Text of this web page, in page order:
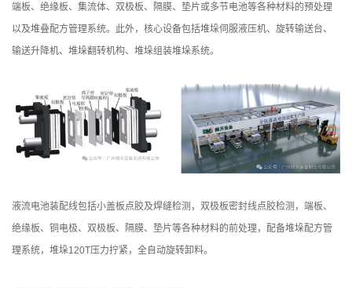
端板、绝缘板、集流体、双极板、隔膜、垫片或多节电池等各种材料的预处理
以及堆叠配方管理系统。此外，核心设备包括堆垛伺服液压机、旋转输送台、
输送升降机、堆垛翻转机构、堆垛组装堆垛系统。
液流电池装配线包括小盖板点胶及焊缝检测，双极板密封线点胶检测，端板、
绝缘板、铜电极、双极板、隔膜、垫片等各种材料的前处理，配备堆垛配方管
理系统，堆垛120T压力拧紧，全自动旋转卸料。